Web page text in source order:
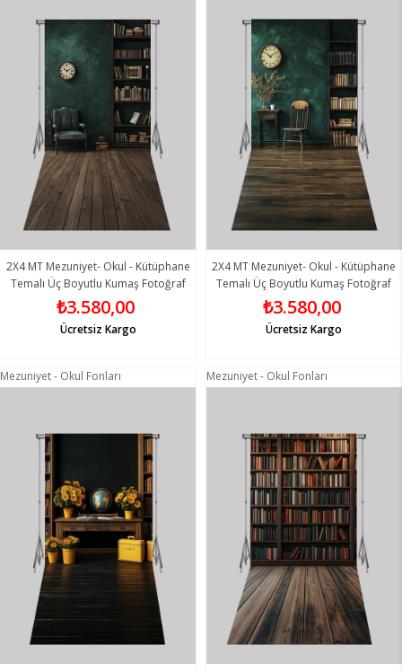
2X4 MT Mezuniyet- Okul - Kütüphane
Temalı Üç Boyutlu Kumaş Fotoğraf
Fonları 11 - Fabric Photography
Backdrop
₺3.580,00
Ücretsiz Kargo
2X4 MT Mezuniyet- Okul - Kütüphane
Temalı Üç Boyutlu Kumaş Fotoğraf
Fonları 12 - Fabric Photography
Backdrop
₺3.580,00
Ücretsiz Kargo
Mezuniyet - Okul Fonları Mezuniyet - Okul Fonları